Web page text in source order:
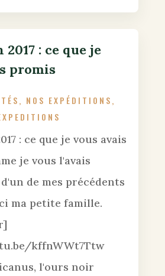
2017 : ce que je
promis
, NOS EXPÉDITIONS,
: ce que je vous avais
je vous l'avais
de mes précédents
ma petite famille.
kffnWWt7Ttw
l'ours noir